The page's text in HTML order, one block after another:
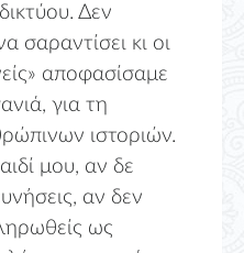
Δεν
σαραντίσει κι οι
αποφασίσαμε
για τη
ιστοριών.
μου, αν δε
αν δεν
ως